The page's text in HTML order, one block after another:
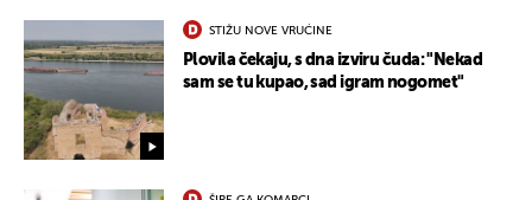
STIŽU NOVE VRUĆINE
Plovila čekaju, s dna izviru čuda: "Nekad
sam se tu kupao, sad igram nogomet"